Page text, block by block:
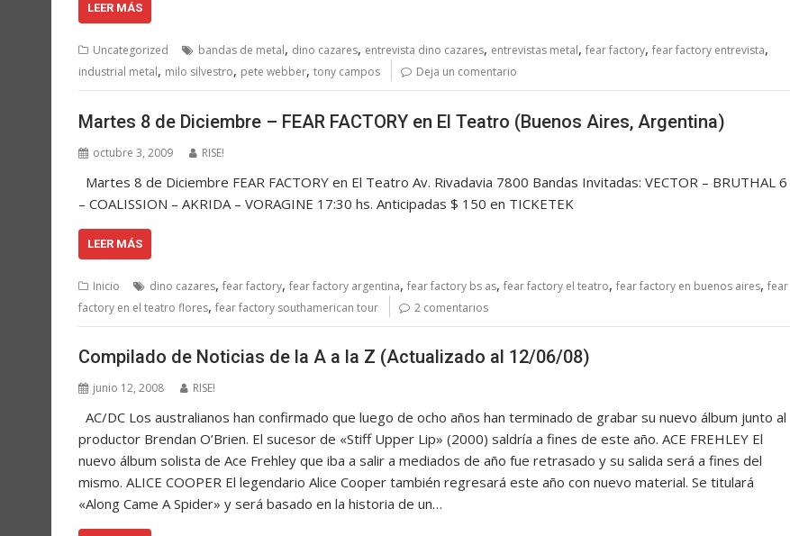
LEER MÁS
Uncategorized bandas de metal, dino cazares, entrevista dino cazares, entrevistas metal, fear factory, fear factory entrevista,
industrial metal, milo silvestro, pete webber, tony campos Deja un comentario
Martes 8 de Diciembre – FEAR FACTORY en El Teatro (Buenos Aires, Argentina)
octubre 3, 2009 RISE!
Martes 8 de Diciembre FEAR FACTORY en El Teatro Av. Rivadavia 7800 Bandas Invitadas: VECTOR – BRUTHAL 6
– COALISSION – AKRIDA – VORAGINE 17:30 hs. Anticipadas $ 150 en TICKETEK
LEER MÁS
Inicio dino cazares, fear factory, fear factory argentina, fear factory bs as, fear factory el teatro, fear factory en buenos aires, fear
factory en el teatro flores, fear factory southamerican tour 2 comentarios
Compilado de Noticias de la A a la Z (Actualizado al 12/06/08)
junio 12, 2008 RISE!
AC/DC Los australianos han confirmado que luego de ocho años han terminado de grabar su nuevo álbum junto al
productor Brendan O’Brien. El sucesor de «Stiff Upper Lip» (2000) saldría a fines de este año. ACE FREHLEY El
nuevo álbum solista de Ace Frehley que iba a salir a mediados de año fue retrasado y su salida será a fines del
mismo. ALICE COOPER El legendario Alice Cooper también regresará este año con nuevo material. Se titulará
«Along Came A Spider» y será basado en la historia de un…